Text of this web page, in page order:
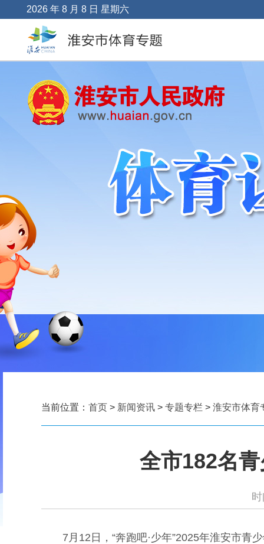
2026 年 8 月 8 日 星期六
当前位置： 首页 > 新闻资讯 > 专题专栏 > 淮安市体育
全市182名
7月12日，“奔跑吧·少年”2025年淮安市青